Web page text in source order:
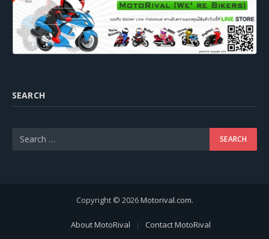
SEARCH
Copyright © 2026Motorival.com.
About MotoRival Contact MotoRival